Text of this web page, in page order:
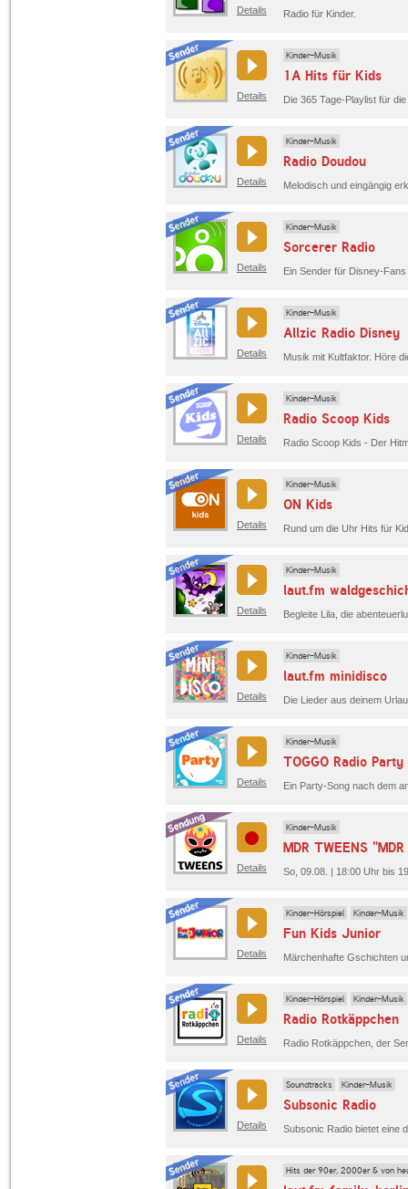
Details Radio für Kinder.
Details
Kinder-Musik
1A Hits für Kids
Die 365 Tage-Playlist für
Details
Kinder-Musik
Radio Doudou
Details
Kinder-Musik
Sorcerer Radio
Details
Kinder-Musik
Allzic Radio Disney
Details
Kinder-Musik
Radio Scoop Kids
Radio Scoop Kids - Der
Details
Kinder-Musik
ON Kids
Rund um die Uhr Hits für
Details
Kinder-Musik
laut.fm
Details
Kinder-Musik
laut.fm minidisco
Details
Kinder-Musik
TOGGO Radio Party
Details
Kinder-Musik
MDR TWEENS
So, 09.08. | 18:00 Uhr bis
Details
Kinder-Hörspiel Kinder-Musik
Fun Kids Junior
Details
Kinder-Hörspiel Kinder-Musik
Radio Rotkäppchen
Details
Soundtracks Kinder-Musik
Subsonic Radio
Hits der 90er, 2000er & von